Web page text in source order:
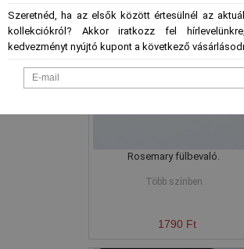
Rosemary fülbevaló.
Több színben
1790 Ft
Szeretnéd, ha az elsők között értesülnél az
kollekciókról? Akkor iratkozz fel
kedvezményt nyújtó kupont a következő